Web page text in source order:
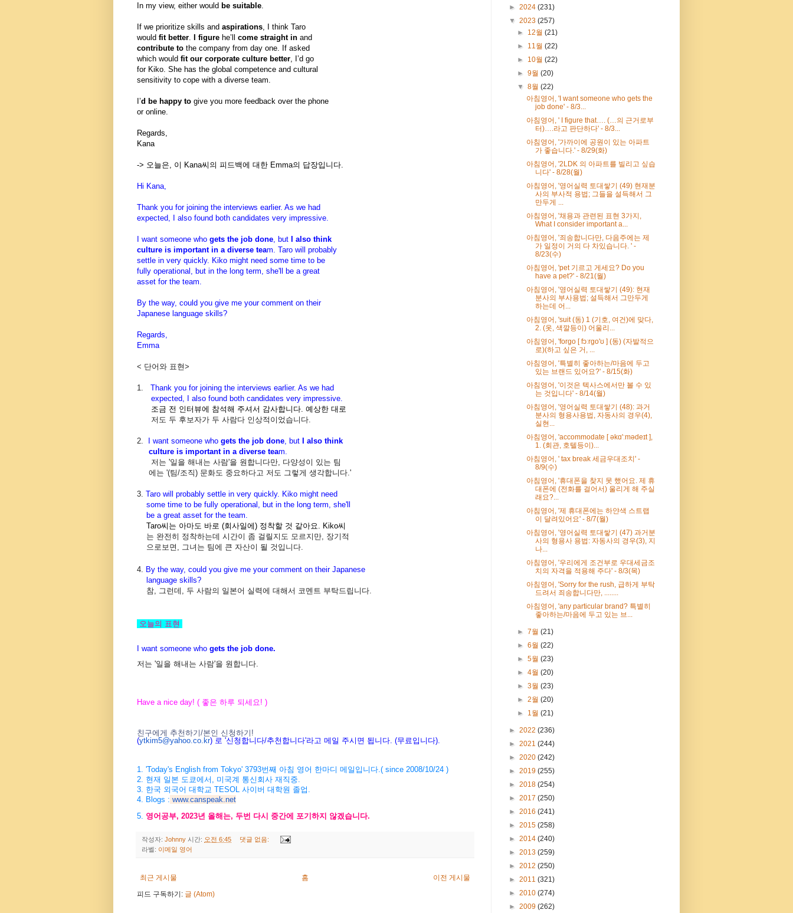
In my view, either would be suitable
If we prioritize skills and aspirations , I think Taro
would fit better I figure he’ll come straight in and
contribute to the company from day one. If asked
which would fit our corporate culture better , I’d go
for Kiko. She has the global competence and cultural
sensitivity to cope with a diverse team.
I’d be happy to give you more feedback over the phone
or online.
Regards,
Kana
-> 오늘은, 이 Kana씨의 피드백에 대한 Emma의 답장입니다.
Hi Kana,
Thank you for joining the interviews earlier. As we had
expected, I also found both candidates very impressive.
I want someone who gets the job done , but I also think
culture is important in a diverse team. Taro will probably
settle in very quickly. Kiko might need some time to be
fully operational, but in the long term, she'll be a great
asset for the team.
By the way, could you give me your comment on their
Japanese language skills?
Regards,
Emma
< 단어와 표현>
1.
Thank you for joining the interviews earlier. As we had
expected, I also found both candidates very impressive.
조금 전 인터뷰에 참석해 주셔서 감사합니다. 예상한 대로
저도 두 후보자가 두 사람다 인상적이었습니다.
2. I want someone who gets the job done , but I also think
culture is important in a diverse team.
저는 '일을 해내는 사람'을 원합니다만, 다양성이 있는 팀
에는 '(팀/조직) 문화도 중요하다고 저도 그렇게 생각합니다.'
3. Taro will probably settle in very quickly. Kiko might need
some time to be fully operational, but in the long term, she'll
be a great asset for the team.
Taro씨는 아마도 바로 (회사일에) 정착할 것 같아요. Kiko씨
는 완전히 정착하는데 시간이 좀 걸릴지도 모르지만, 장기적
으로보면, 그녀는 팀에 큰 자산이 될 것입니다.
4. By the way, could you give me your comment on their Japanese
language skills?
참, 그런데, 두 사람의 일본어 실력에 대해서 코멘트 부탁드립니다.
오늘의 표현
I want someone who gets the job done.
저는 '일을 해내는 사람'을 원합니다.
Have a nice day! ( 좋은 하루 되세요! )
친구에게 추천하기/본인 신청하기!
(ytkim5@yahoo.co.kr) 로 '신청합니다/추천합니다'라고 메일 주시면 됩니다. (무료입니다).
1. 'Today's English from Tokyo' 3793번째 아침 영어 한마디 메일입니다.( since 2008/10/24 )
2. 현재 일본 도쿄에서, 미국계 통신회사 재직중.
3. 한국 외국어 대학교 TESOL 사이버 대학원 졸업.
4. Blogs : www.canspeak.net
5. 영어공부, 2023년 올해는, 두번 다시 중간에 포기하지 않겠습니다.
작성자: Johnny 시간: 오전 6:45
댓글 없음:
라벨: 이메일 영어
최근 게시물 이전 게시물
홈
피드 구독하기: 글 (Atom)
► 2024 (231)
▼ 2023 (257)
► 12월(21)
► 11월(22)
► 10월(22)
►9월(20)
▼8월(22)
아침영어, 'I want someone who gets the
job done' - 8/3...
아침영어, ' I figure that…. (…의 근거로부
터)….라고 판단하다' - 8/3...
아침영어, '가까이에 공원이 있는 아파트
가 좋습니다.' - 8/29(화)
아침영어, '2LDK 의 아파트를 빌리고 싶습
니다' - 8/28(월)
아침영어, '영어실력 토대쌓기 (49) 현재분
사의 부사적 용법; 그들을 설득해서 그
만두게 ...
아침영어, '채용과 관련된 표현 3가지,
What I consider important a...
아침영어, '죄송합니다만, 다음주에는 제
가 일정이 거의 다 차있습니다. ' -
8/23(수)
아침영어, 'pet 기르고 게세요? Do you
have a pet?' - 8/21(월)
아침영어, '영어실력 토대쌓기 (49): 현재
분사의 부사용법; 설득해서 그만두게
하는데 어...
아침영어, 'suit (동) 1 (기호, 여건)에 맞다,
2. (옷, 색깔등이) 어울리...
아침영어, 'forgo [ fɔːrɡo'ʊ ] (동) (자발적으
로)(하고 싶은 거, ...
아침영어, '특별히 좋아하는/마음에 두고
있는 브랜드 있어요?' - 8/15(화)
아침영어, '이것은 텍사스에서만 볼 수 있
는 것입니다' - 8/14(월)
아침영어, '영어실력 토대쌓기 (48): 과거
분사의 형용사용법, 자동사의 경우(4),
실현...
아침영어, 'accommodate [ əkɑ'ːmədeɪt ],
1. (회관, 호텔등이)...
아침영어, ' tax break 세금우대조치' -
8/9(수)
아침영어, '휴대폰을 찾지 못 했어요. 제 휴
대폰에 (전화를 걸어서) 울리게 해 주실
래요?...
아침영어, '제 휴대폰에는 하얀색 스트랩
이 달려있어요' - 8/7(월)
아침영어, '영어실력 토대쌓기 (47) 과거분
사의 형용사 용법: 자동사의 경우(3), 지
나...
아침영어, '우리에게 조건부로 우대세금조
치의 자격을 적용해 주다' - 8/3(목)
아침영어, 'Sorry for the rush, 급하게 부탁
드려서 죄송합니다만, ........
아침영어, 'any particular brand? 특별히
좋아하는/마음에 두고 있는 브...
►7월(21)
►6월(22)
►5월(23)
►4월(20)
►3월(23)
►2월(20)
► 1월(21)
► 2022 (236)
► 2021 (244)
► 2020 (242)
► 2019 (255)
► 2018 (254)
► 2017 (250)
► 2016 (241)
► 2015 (258)
► 2014 (240)
► 2013 (259)
► 2012 (250)
► 2011 (321)
► 2010 (274)
► 2009 (262)